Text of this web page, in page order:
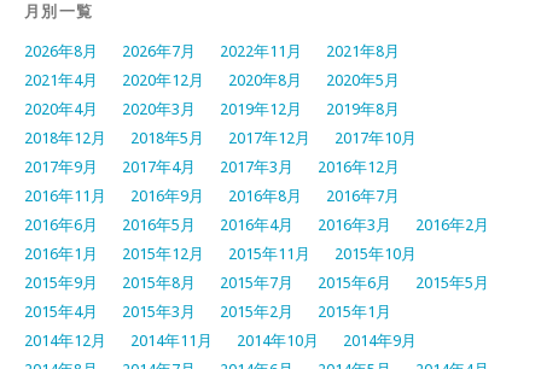
月別一覧
2026年8月 2026年7月 2022年11月
2021年8月
2021年4月
2020年12月 2020年8月
2020年5月
2020年4月
2020年3月 2019年12月
2019年8月
2018年12月
2018年5月 2017年12月
2017年10月
2017年9月
2017年4月 2017年3月
2016年12月
2016年11月
2016年9月 2016年8月
2016年7月
2016年6月
2016年5月 2016年4月 2016年3月
2016年2月
2016年1月
2015年12月 2015年11月
2015年10月
2015年9月
2015年8月 2015年7月 2015年6月
2015年5月
2015年4月
2015年3月 2015年2月
2015年1月
2014年12月
2014年11月 2014年10月
2014年9月